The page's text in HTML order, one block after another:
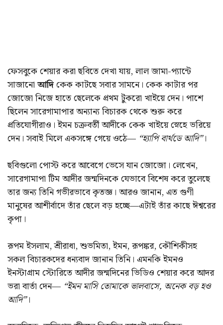
ফেসবুকে শেয়ার করা ছবিতে দেখা যায়, লাল জামা-প্যান্টে
সাজানোআদিকেক কাটছে সবার সামনে। কেক কাটার পর
জোজো নিজে হাতে ছেলেকে প্রথম টুকরো খাইয়ে দেন। পাশে
ছিলেন সারেগামাপার অন্যান্য বিচারক থেকে শুরু করে
প্রতিযোগীরাও। ইমন চক্রবর্তী আদীকে কেক খাইয়ে স্নেহে ভরিয়ে
দেন। সবাই মিলে একসঙ্গে গেয়ে ওঠে— “হ্যাপি বার্থডে আদি”।
ছবিগুলো পোস্ট করে আবেগে ভেসে যান জোজো। লেখেন,
সারেগামাপা টিম আদীর জন্মদিনকে যেভাবে বিশেষ করে তুলেছে
তার জন্য তিনি গভীরভাবে কৃতজ্ঞ। আরও জানান, এত গুণী
মানুষের আশীর্বাদে তাঁর ছেলে বড় হচ্ছে—এটাই তাঁর কাছে ঈশ্বরের
কৃপা।
রূপম ইসলাম, শ্রীরাধা, শুভমিতা, ইমন, রূপঙ্কর, কৌশিকীসহ
সকল বিচারকদের ধন্যবাদ জানান তিনি। এমনকি ইমনও
ইনস্টাগ্রাম স্টোরিতে আদীর জন্মদিনের ভিডিও শেয়ার করে আদর
ভরা বার্তা দেন— “ইমন মাসি তোমাকে ভালবাসে, অনেক বড় হও
আদি”।